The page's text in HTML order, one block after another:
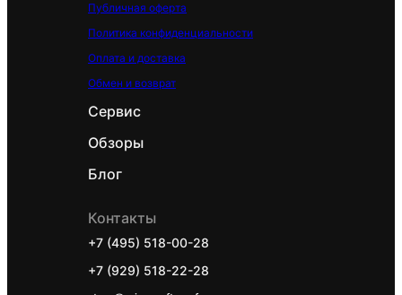
Surface
Публичная оферта
Политика конфиденциальности
Оплата и доставка
Обмен и возврат
Сервис
Обзоры
Блог
Контакты
+7 (495) 518-00-28
+7 (929) 518-22-28